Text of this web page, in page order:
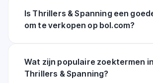
Is Thrillers & Spanning een
om te verkopen op bol.com?
Wat zijn populaire zoektermen in
Thrillers & Spanning?